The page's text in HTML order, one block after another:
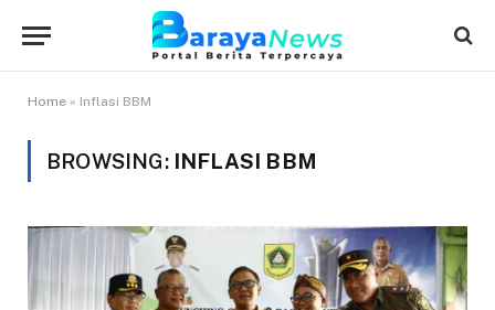
Home » Inflasi BBM
BROWSING: INFLASI BBM